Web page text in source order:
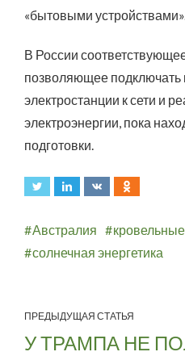
«бытовыми
В России
позволяющее
электростанции к сети и
электроэнергии, пока
подготовки.
Австралия
солнечная энергетика
ПРЕДЫДУЩАЯ СТАТЬЯ
У ТРАМПА НЕ